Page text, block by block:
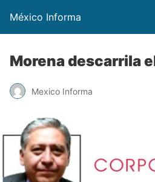
México Informa
Morena descarrila
Mexico Informa